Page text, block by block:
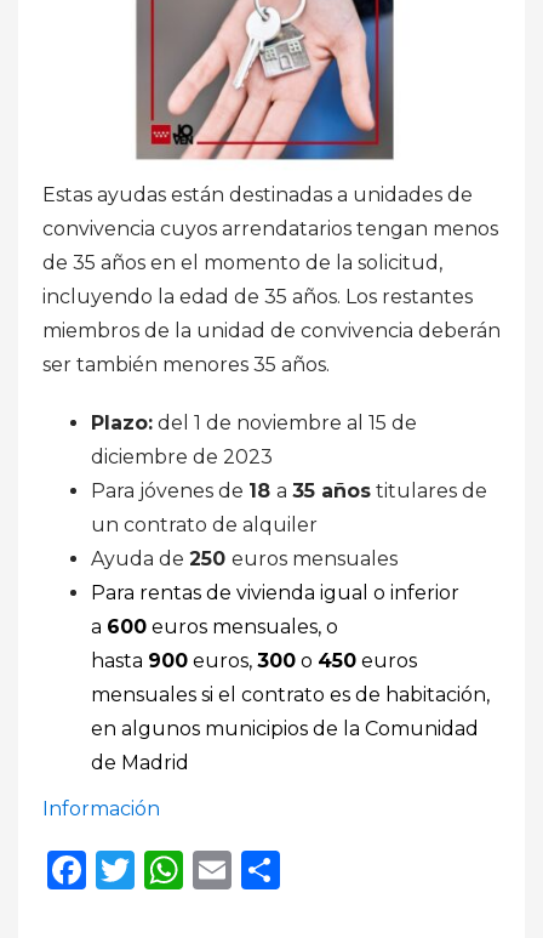
Estas ayudas están destinadas a unidades de
convivencia cuyos arrendatarios tengan menos
de 35 años en el momento de la solicitud,
incluyendo la edad de 35 años. Los restantes
miembros de la unidad de convivencia deberán
ser también menores 35 años.
Plazo: del 1 de noviembre al 15 de
diciembre de 2023
Para jóvenes de 18 a 35 años titulares de
un contrato de alquiler
Ayuda de 250 euros mensuales
Para rentas de vivienda igual o inferior
a 600 euros mensuales, o
hasta 900 euros, 300 o 450 euros
mensuales si el contrato es de habitación,
en algunos municipios de la Comunidad
de Madrid
Información
Facebook
Twitter
WhatsApp
Email